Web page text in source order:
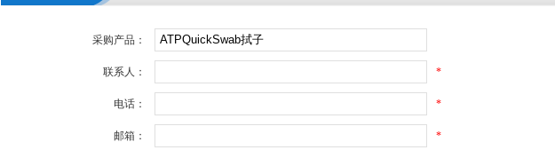
采购产品：
联系人： *
电话： *
邮箱： *